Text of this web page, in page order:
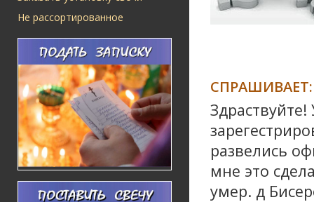
Не рассортированное
СПРАШИВАЕТ:
развелись
мне это
умер. д